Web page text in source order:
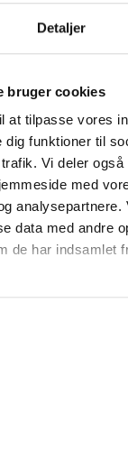
Detaljer
bruger cookies
at tilpasse vores
dig funktioner til
Vi deler også
med
analysepartnere.
data med andre
de har indsamlet
Nørgaard Larsen
Bent
Adm. direktør
Tlf: 28 88 18 77
Mail: bma@bl.dk